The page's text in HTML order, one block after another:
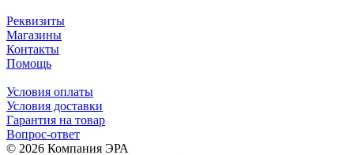
Реквизиты
Магазины
Контакты
Помощь
Условия оплаты
Условия доставки
Гарантия на товар
Вопрос-ответ
© 2026 Компания ЭРА